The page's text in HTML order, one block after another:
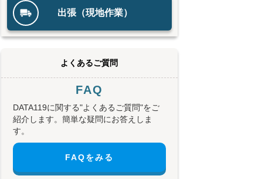
出張（現地作業）
よくあるご質問
FAQ
DATA119に関する"よくあるご質問"をご
紹介します。簡単な疑問にお答えしま
す。
FAQをみる